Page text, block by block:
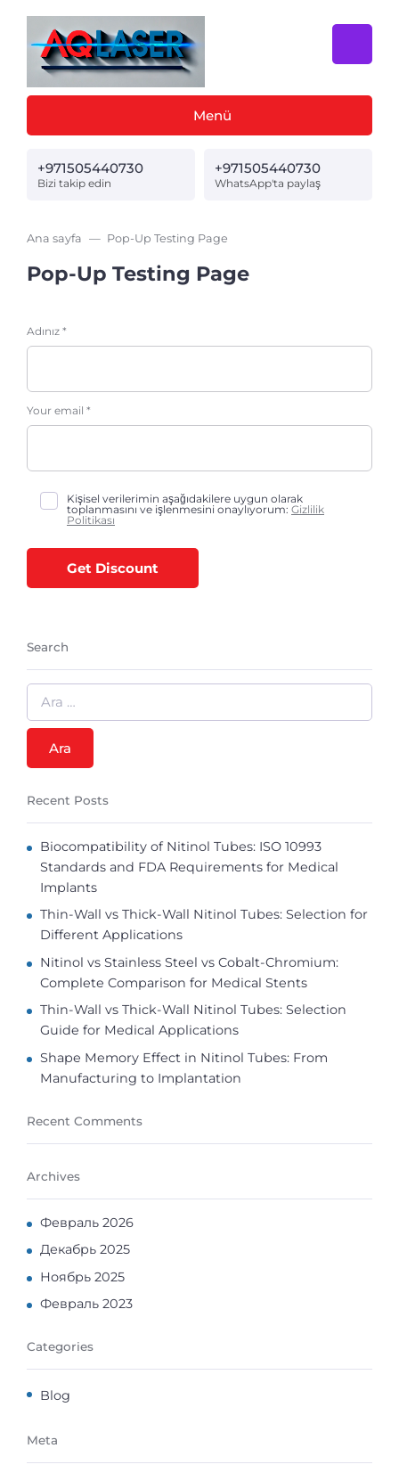
Menü
+971505440730
Bizi takip edin
+971505440730
WhatsApp'ta paylaş
Ana sayfa Pop-Up Testing Page
Pop-Up Testing Page
Adınız *
Your email *
Kişisel verilerimin aşağıdakilere uygun olarak
toplanmasını ve işlenmesini onaylıyorum: Gizlilik
Politikası
Get Discount
Search
Recent Posts
Biocompatibility of Nitinol Tubes: ISO 10993
Standards and FDA Requirements for Medical
Implants
Thin-Wall vs Thick-Wall Nitinol Tubes: Selection for
Different Applications
Nitinol vs Stainless Steel vs Cobalt-Chromium:
Complete Comparison for Medical Stents
Thin-Wall vs Thick-Wall Nitinol Tubes: Selection
Guide for Medical Applications
Shape Memory Effect in Nitinol Tubes: From
Manufacturing to Implantation
Recent Comments
Archives
Февраль 2026
Декабрь 2025
Ноябрь 2025
Февраль 2023
Categories
Blog
Meta